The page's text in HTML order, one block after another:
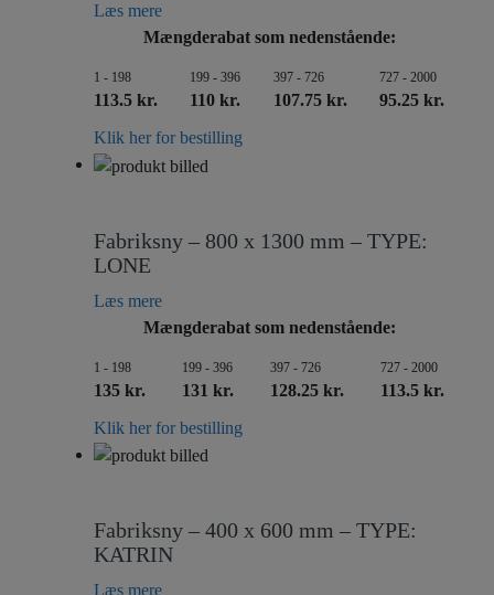
Læs mere
Mængderabat som nedenstående:
1 - 198
113.5 kr.
199 - 396
110 kr.
397 - 726
107.75 kr.
727 - 2000
95.25 kr.
Klik her for bestilling
Fabriksny – 800 x 1300 mm – TYPE:
LONE
Læs mere
Mængderabat som nedenstående:
1 - 198
135 kr.
199 - 396
131 kr.
397 - 726
128.25 kr.
727 - 2000
113.5 kr.
Klik her for bestilling
Fabriksny – 400 x 600 mm – TYPE:
KATRIN
Læs mere